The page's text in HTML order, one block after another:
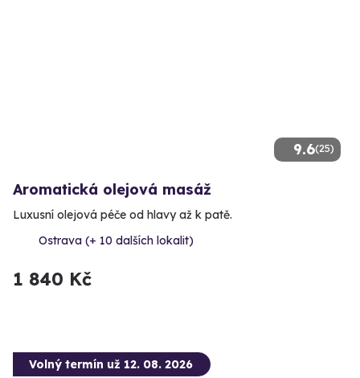
9.6(25)
Aromatická olejová masáž
Luxusní olejová péče od hlavy až k patě.
Ostrava (+ 10 dalších lokalit)
1 840 Kč
Volný termín už 12. 08. 2026